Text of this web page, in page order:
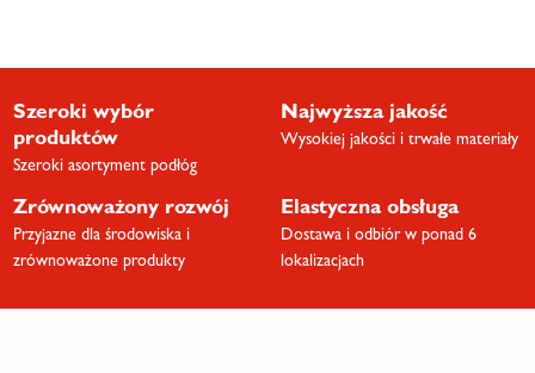
Szeroki wybór
produktów
Szeroki asortyment podłóg
Najwyższa jakość
Wysokiej jakości i trwałe materiały
Zrównoważony rozwój
Przyjazne dla środowiska i
zrównoważone produkty
Elastyczna obsługa
Dostawa i odbiór w ponad 6
lokalizacjach